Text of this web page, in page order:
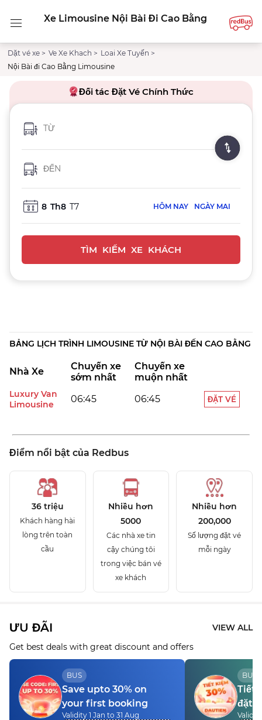
Xe Limousine Nội Bài Đi Cao Bằng
Dặt vé xe > Ve Xe Khach > Loai Xe Tuyến >
Nội Bài đi Cao Bằng Limousine
Đối tác Đặt Vé Chính Thức
TỪ
ĐẾN
8 Th8 T7 HÔM NAY NGÀY MAI
TÌM KIẾM XE KHÁCH
BẢNG LỊCH TRÌNH LIMOUSINE TỪ NỘI BÀI ĐẾN CAO BẰNG
Nhà Xe
Chuyến xe
sớm nhất
Chuyến xe
muộn nhất
Luxury Van
Limousine
06:45 06:45 ĐẶT VÉ
Điểm nổi bật của Redbus
36 triệu
Khách hàng hài
lòng trên toàn
cầu
Nhiều hơn
5000
Các nhà xe tin
cậy chúng tôi
trong việc bán vé
xe khách
Nhiều hơn
200,000
Số lượng đặt vé
mỗi ngày
ƯU ĐÃI
VIEW ALL
Get best deals with great discount and offers
BUS
Save upto 30% on
your first booking
Validity 1 Jan to 31 Aug
BUS
Tiết
đặt